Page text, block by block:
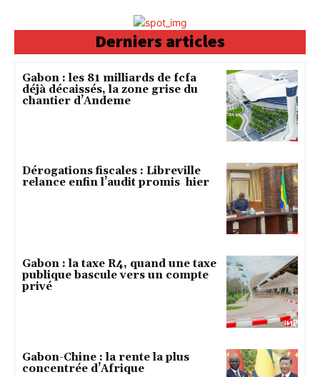
Derniers articles
Gabon : les 81 milliards de fcfa
déjà décaissés, la zone grise du
chantier d’Andeme
Dérogations fiscales : Libreville
relance enfin l’audit promis hier
Gabon : la taxe R4, quand une taxe
publique bascule vers un compte
privé
Gabon-Chine : la rente la plus
concentrée d’Afrique